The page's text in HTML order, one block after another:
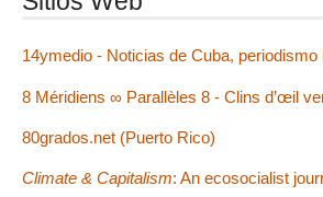
14ymedio - Noticias de Cuba, periodismo
8 Méridiens ∞ Parallèles 8 - Clins d’œil
80grados.net (Puerto Rico)
Climate & Capitalism: An ecosocialist